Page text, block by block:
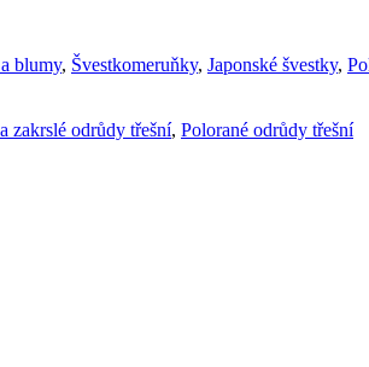
blumy, Švestkomeruňky, Japonské švestky,
zakrslé odrůdy třešní, Polorané odrůdy třešní